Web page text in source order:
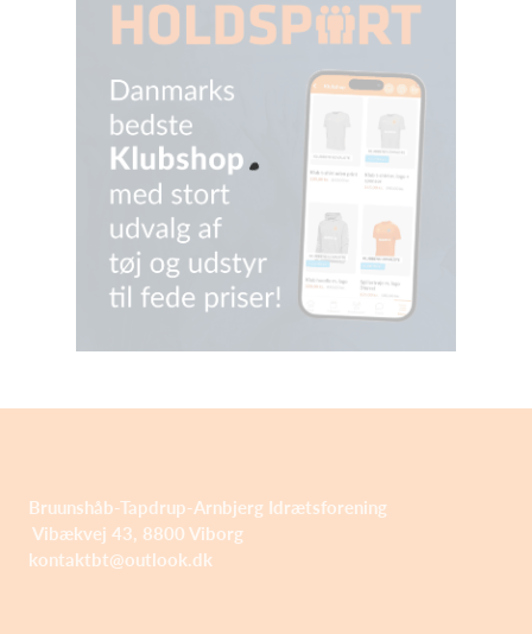
Bruunshåb-Tapdrup-Arnbjerg Idrætsforening
Vibækvej 43, 8800 Viborg
kontaktbt@outlook.dk